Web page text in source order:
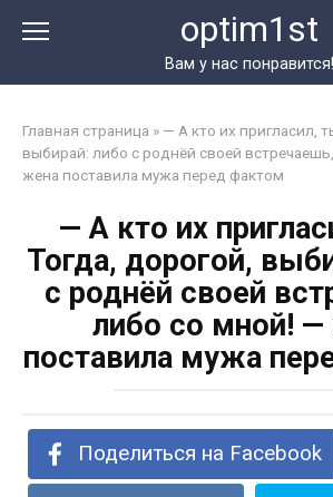
optim1st
Вам у нас понравится!
Главная страница » — А кто их пригласил,
выбирай: либо с роднёй своей
жена поставила мужа перед фактом
— А кто их
Тогда, дорогой,
с роднёй своей
либо со мной!
поставила мужа
Поделиться на Facebook